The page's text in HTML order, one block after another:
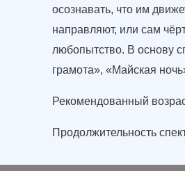
осознавать, что им
направляют, или сам
любопытство. В основу
грамота», «Майская
Рекомендованный
Продолжительность